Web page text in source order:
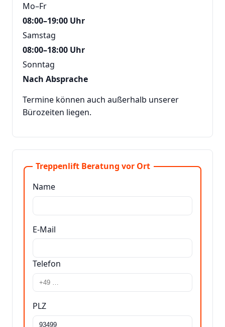
Mo–Fr
08:00–19:00 Uhr
Samstag
08:00–18:00 Uhr
Sonntag
Nach Absprache
Termine können auch außerhalb unserer
Bürozeiten liegen.
Treppenlift Beratung vor Ort
Name
E-Mail
Telefon
PLZ